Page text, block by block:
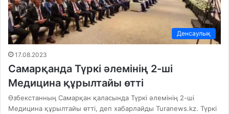
Денсаулық
17.08.2023
Самарқанда Түркі әлемінің 2-ші
Медицина құрылтайы өтті
Өзбекстанның Самарқан қаласында Түркі әлемінің 2-ші
Медицина құрылтайы өтті, деп хабарлайды Turanews.kz. Түркі